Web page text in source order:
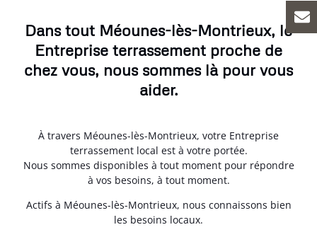
Dans tout Méounes-lès-Montrieux, le
Entreprise terrassement proche de
chez vous, nous sommes là pour vous
aider.
À travers Méounes-lès-Montrieux, votre Entreprise
terrassement local est à votre portée.
Nous sommes disponibles à tout moment pour répondre
à vos besoins, à tout moment.
Actifs à Méounes-lès-Montrieux, nous connaissons bien
les besoins locaux.